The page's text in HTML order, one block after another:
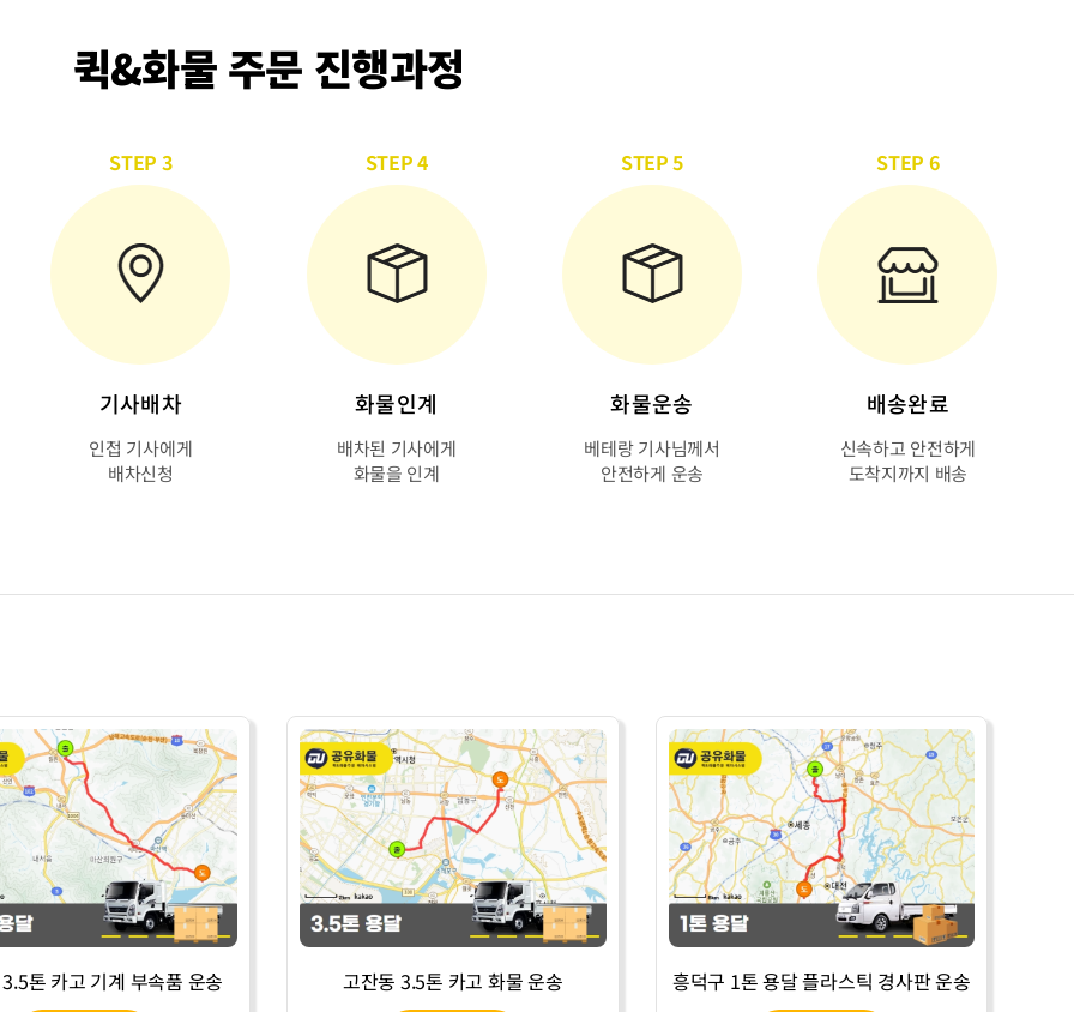
퀵&화물 주문 진행과정
STEP 3
기사배차
인접 기사에게
배차신청
STEP 4
화물인계
배차된 기사에게
화물을 인계
STEP 5
화물운송
베테랑 기사님께서
안전하게 운송
STEP 6
배송완료
신속하고 안전하게
도착지까지 배송
톤 카고 기계 부속품 운송 고잔동 3.5톤 카고 화물 운송 흥덕구 1톤 용달 플라스틱 경사판 운송